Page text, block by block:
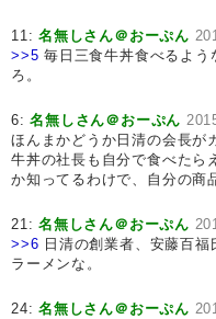
11:名無しさん＠おーぷん
>>5 毎日三食牛丼食べるよ
ろ。
6:名無しさん＠おーぷん
ほんまかどうか日清の会長が
牛丼の社長も自分で食べたら
か知ってるわけで、自分の商
21:名無しさん＠おーぷん
>>6 日清の創業者、安藤百
ラーメンな。
24:名無しさん＠おーぷん